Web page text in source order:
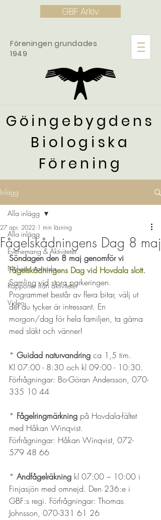
GBF Arkiv
Föreningen grundades
1949
Göingebygdens
Biologiska
Förening
Inlägg
Alla inlägg
Evenemang & Aktiviteter
Nyheter startsida
Rapporter från aktiviteter
Video
Alla inlägg
Fågelskådningens Dag 8 maj
27 apr. 2022 1 min läsning
Söndagen den 8 maj genomför vi
Fågelskådningens Dag vid Hovdala slott.
Samling vid stora parkeringen.
Programmet består av flera bitar, välj ut
det du tycker är intressant. En
morgon/dag för hela familjen, ta gärna
med släkt och vänner!
* Guidad naturvandring ca 1,5 tim.
Kl 07:00 - 8:30 och kl 09:00 - 10:30.
Förfrågningar: Bo-Göran Andersson, 070-
335 10 44
* Fågelringmärkning på Hovdala-fältet
med Håkan Winqvist.
Förfrågningar: Håkan Winqvist, 072-
579 48 66
* Andfågelräkning kl 07:00 – 10:00 i
Finjasjön med omnejd. Den 236:e i
GBF:s regi. Förfrågningar: Thomas
Johnsson, 070-331 61 26